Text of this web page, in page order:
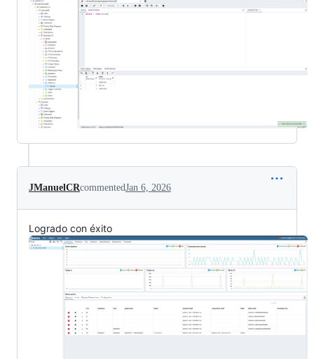
JManuelCRcommentedJan 6, 2026
Logrado con éxito